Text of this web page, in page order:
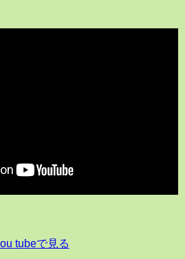
tubeで見る